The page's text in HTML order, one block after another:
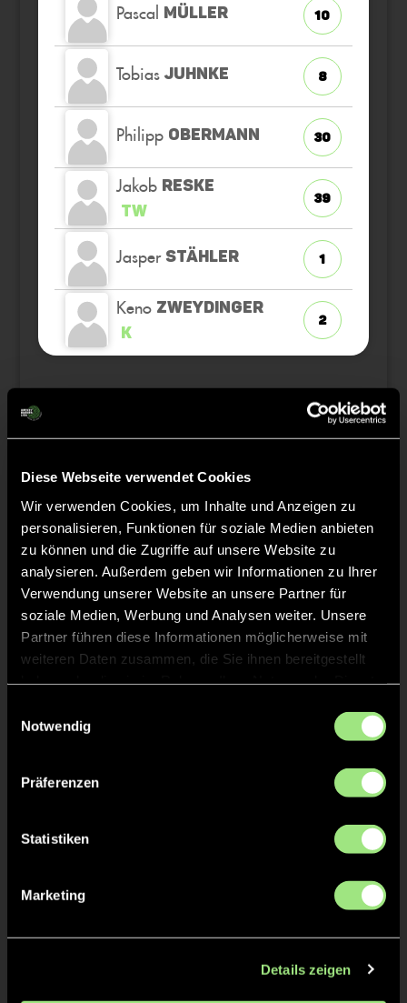
Diese Webseite verwendet Cookies
Wir verwenden Cookies, um Inhalte und Anzeigen zu
personalisieren, Funktionen für soziale Medien anbieten
zu können und die Zugriffe auf unsere Website zu
analysieren. Außerdem geben wir Informationen zu Ihrer
Verwendung unserer Website an unsere Partner für
soziale Medien, Werbung und Analysen weiter. Unsere
Partner führen diese Informationen möglicherweise mit
weiteren Daten zusammen, die Sie ihnen bereitgestellt
Notwendig
Präferenzen
Statistiken
Marketing
Details zeigen
Pascal MÜLLER 10
Tobias JUHNKE 8
Philipp OBERMANN 30
Jakob RESKE
TW
39
Jasper STÄHLER 1
Keno ZWEYDINGER
K
2
Moritz OBERMANN
TW = Torwart & ETW = Ersatztorwart, K = Kapitän
Tore & Karten
1/4
4:2 18’
3/4